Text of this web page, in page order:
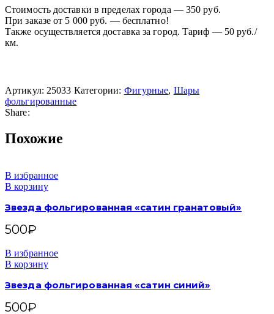
Стоимость доставки в пределах города — 350 руб.
При заказе от 5 000 руб. — бесплатно!
Также осуществляется доставка за город. Тариф — 50 руб./
км.
Артикул: 25033 Категории: Фигурные, Шары
фольгированные
Share:
Похожие
В избранное
В корзину
Звезда фольгированная «сатин гранатовый»
500₽
В избранное
В корзину
Звезда фольгированная «сатин синий»
500₽